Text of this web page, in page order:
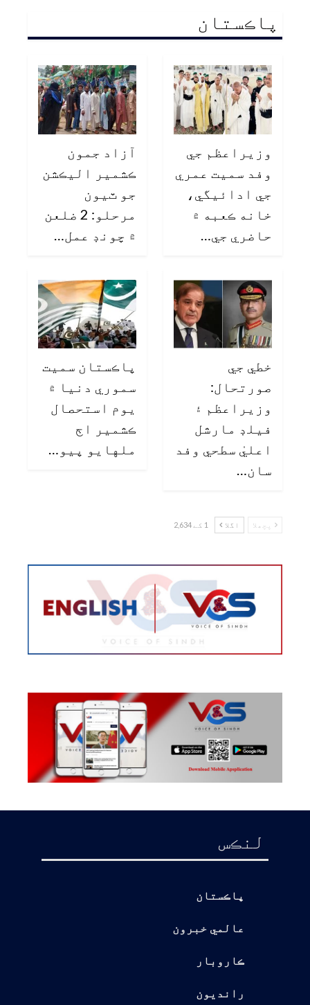
پاڪستان
وزيراعظم جي
وفد سميت عمري
جي ادائيگي،
خانه ڪعبه ۾
حاضري جي…
آزاد جمون
ڪشمير اليڪشن
جو ٽيون
مرحلو: 2 ضلعن
۾ چونڊ عمل…
خطي جي
صورتحال:
وزيراعظم ۽
فيلڊ مارشل
اعليٰ سطحي وفد
سان…
پاڪستان سميت
سموري دنيا ۾
يوم استحصال
ڪشمير اڄ
ملهايو پيو…
پچھلا اگلا 1 کے 2,634
لنڪس
پاڪستان
عالمي خبرون
ڪاروبار
رانديون